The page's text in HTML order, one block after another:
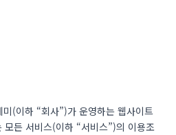
(이하 “회사”)가 운영하는 웹사이트
든 서비스(이하 “서비스”)의 이용조